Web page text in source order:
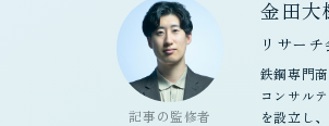
記事の監修者
金田大
リサー
鉄鋼専門
コンサル
を設立し